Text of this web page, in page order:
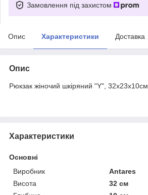
Замовлення під захистом
Опис Характеристики Доставка
Опис
Рюкзак жіночий шкіряний "Y", 32х23х10см
Характеристики
Основні
Виробник
Antares
Висота
32 см